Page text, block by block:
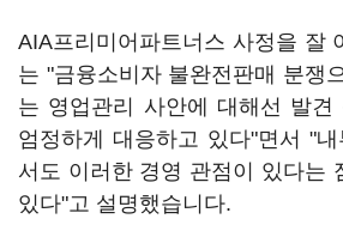
AIA프리미어파트너스 사정을 잘
는 "금융소비자 불완전판매 분쟁
는 영업관리 사안에 대해선 발
엄정하게 대응하고 있다"면서 "
서도 이러한 경영 관점이 있다는
있다"고 설명했습니다.